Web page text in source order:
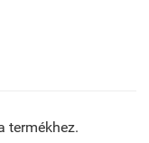
termékhez.